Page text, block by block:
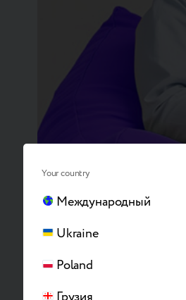
Your country
Международный
Ukraine
Poland
Грузия